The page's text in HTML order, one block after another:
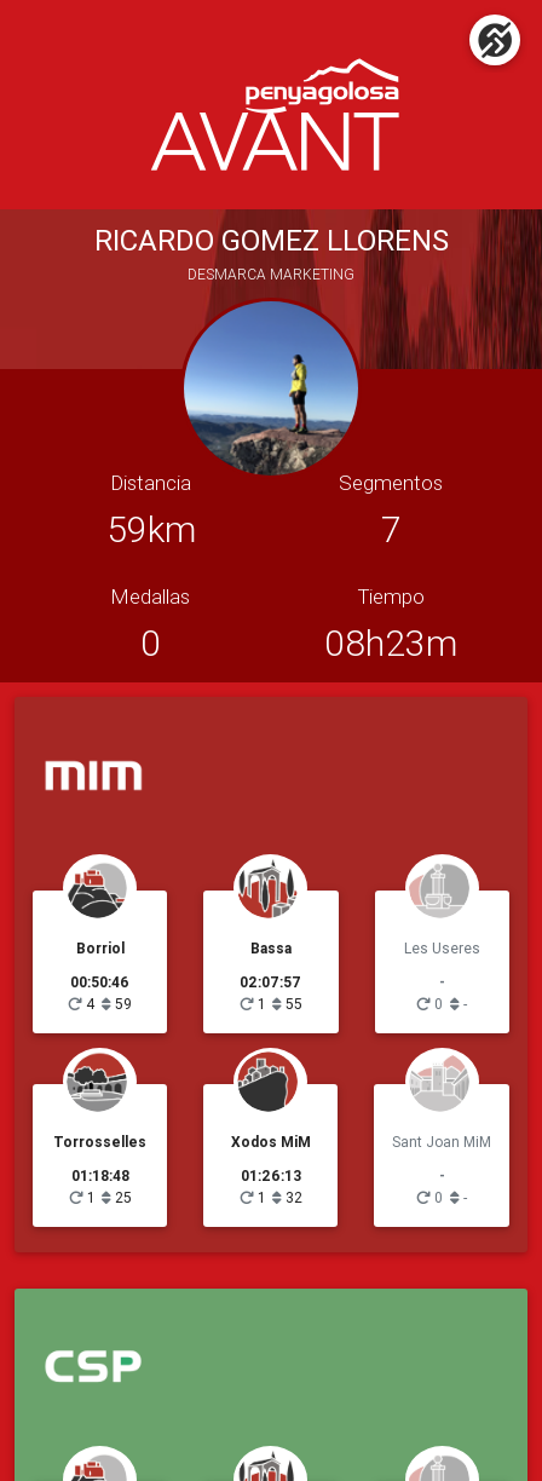
RICARDO GOMEZ LLORENS
DESMARCA MARKETING
Distancia
59km
Segmentos
7
Medallas
0
Tiempo
08h23m
Borriol
00:50:46
4
59
Bassa
02:07:57
1
55
Les Useres
-
0
-
Torrosselles
01:18:48
1
25
Xodos MiM
01:26:13
1
32
Sant Joan MiM
-
0
-